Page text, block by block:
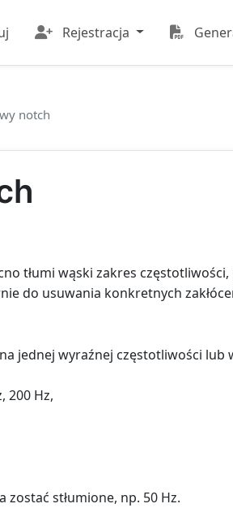
Rejestracja
notch
tłumi wąski zakres
do usuwania konkretnych
jednej wyraźnej częstotliwości lub
200 Hz,
stłumione, np. 50 Hz.